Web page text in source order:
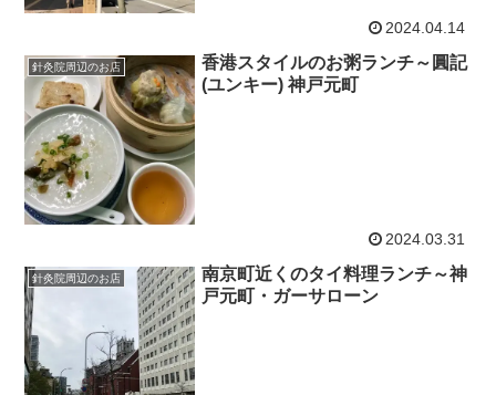
2024.04.14
針灸院周辺のお店
香港スタイルのお粥ランチ～圓記
(ユンキー) 神戸元町
2024.03.31
針灸院周辺のお店
南京町近くのタイ料理ランチ～神
戸元町・ガーサローン